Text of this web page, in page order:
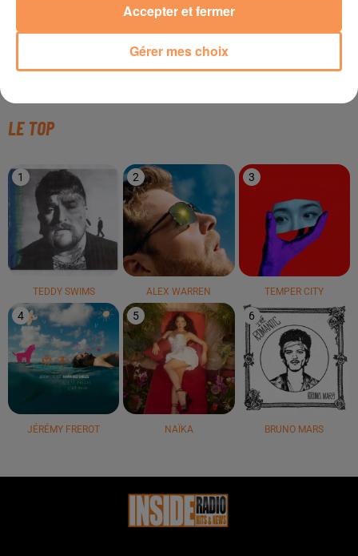
LE TOP
1
TEDDY SWIMS
2
ALEX WARREN
3
TEMPER CITY
4
JÉRÉMY FREROT
5
NAÏKA
6
BRUNO MARS
Gérer mes choix
Accepter et fermer